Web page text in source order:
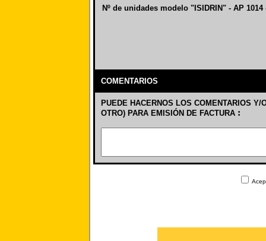
Nº de unidades modelo "ISIDRIN" - AP
COMENTARIOS
PUEDE HACERNOS LOS COMENTARIOS
OTRO) PARA EMISIÓN DE FACTURA :